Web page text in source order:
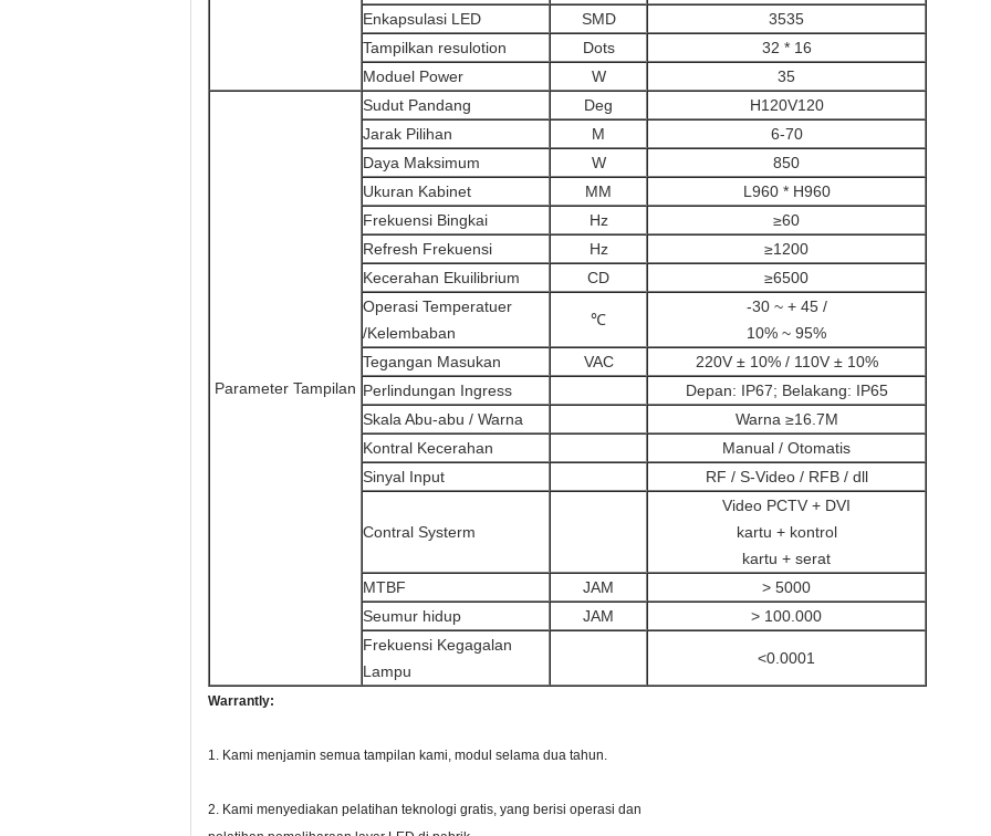
Enkapsulasi LED
SMD
3535
Tampilkan resulotion
Dots
32 * 16
Moduel Power
W 35
Parameter Tampilan
Sudut Pandang Deg
H120V120
Jarak Pilihan
M
6-70
Daya Maksimum
W
850
Ukuran Kabinet
MM
L960 * H960
Frekuensi Bingkai
Hz
≥60
Refresh Frekuensi
Hz
≥1200
Kecerahan Ekuilibrium
CD
≥6500
Operasi Temperatuer
/Kelembaban
℃
-30 ~ + 45 /
10% ~ 95%
Tegangan Masukan
VAC
220V ± 10% / 110V ± 10%
Perlindungan Ingress
Depan: IP67; Belakang: IP65
Skala Abu-abu / Warna
Warna ≥16.7M
Kontral Kecerahan
Manual / Otomatis
Sinyal Input
RF / S-Video / RFB / dll
Contral Systerm
Video PCTV + DVI
kartu + kontrol
kartu + serat
MTBF
JAM
> 5000
Seumur hidup
JAM
> 100.000
Frekuensi Kegagalan
Lampu
<0.0001
Warrantly:
1. Kami menjamin semua tampilan kami, modul selama dua tahun.
2. Kami menyediakan pelatihan teknologi gratis, yang berisi operasi dan